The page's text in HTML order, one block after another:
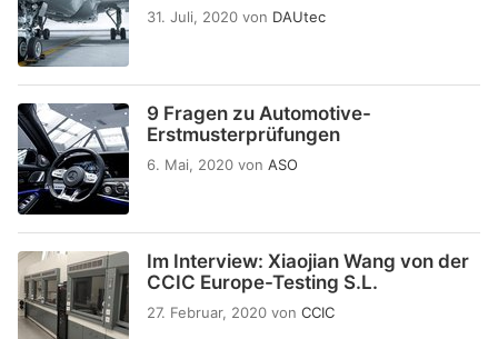
31. Juli, 2020 von DAUtec
9 Fragen zu Automotive-
Erstmusterprüfungen
6. Mai, 2020 von ASO
Im Interview: Xiaojian Wang von der
CCIC Europe-Testing S.L.
27. Februar, 2020 von CCIC